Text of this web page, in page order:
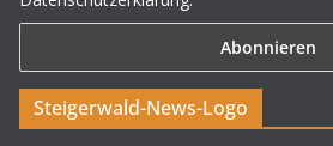
Steigerwald-News-Logo